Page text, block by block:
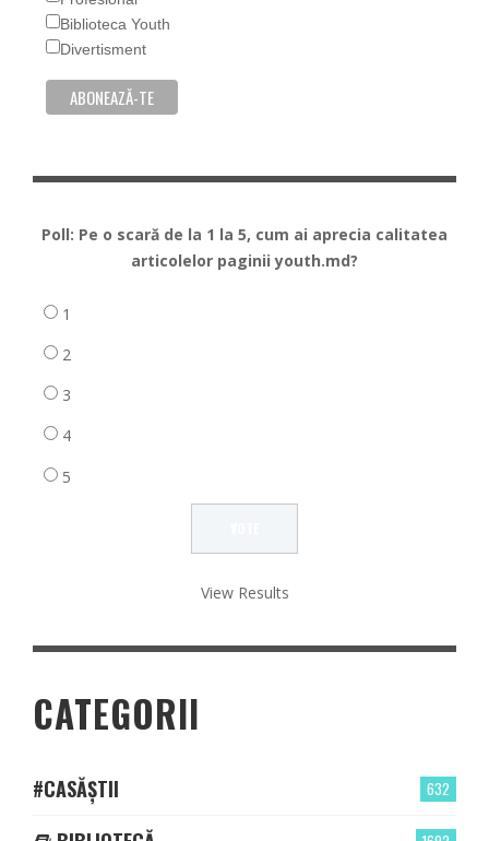
Biblioteca Youth
Divertisment
Poll: Pe o scară de la 1 la 5, cum ai aprecia calitatea
articolelor paginii youth.md?
1
2
3
4
5
View Results
CATEGORII
632
#CASĂȘTII